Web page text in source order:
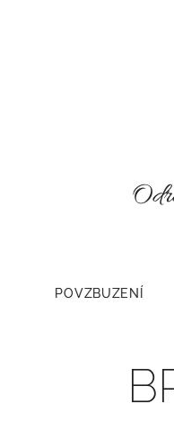
POVZBUZENÍ